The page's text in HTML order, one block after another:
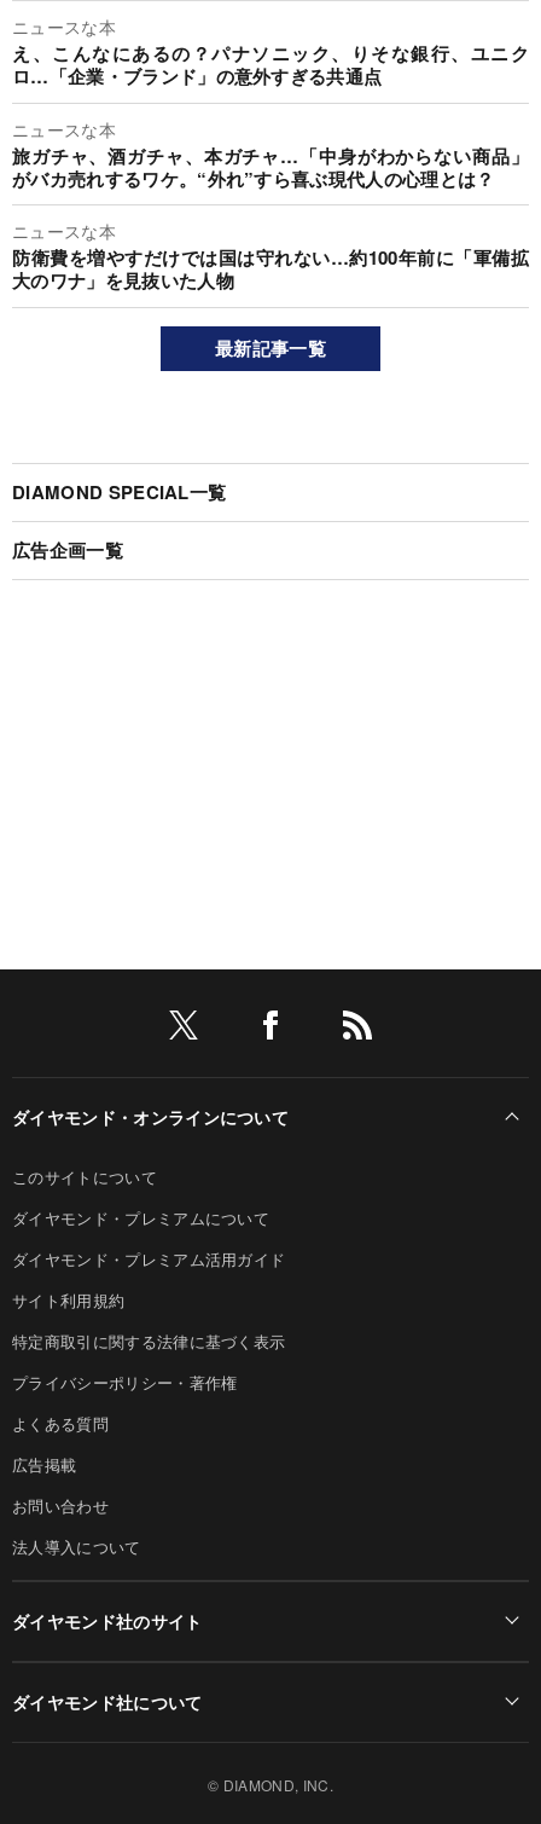
ニュースな本
え、こんなにあるの？パナソニック、りそな銀行、ユニク
ロ…「企業・ブランド」の意外すぎる共通点
ニュースな本
旅ガチャ、酒ガチャ、本ガチャ…「中身がわからない商品」
がバカ売れするワケ。“外れ”すら喜ぶ現代人の心理とは？
ニュースな本
防衛費を増やすだけでは国は守れない…約100年前に「軍備拡
大のワナ」を見抜いた人物
最新記事一覧
DIAMOND SPECIAL一覧
広告企画一覧
ダイヤモンド・オンラインについて
このサイトについて
ダイヤモンド・プレミアムについて
ダイヤモンド・プレミアム活用ガイド
サイト利用規約
特定商取引に関する法律に基づく表示
プライバシーポリシー・著作権
よくある質問
広告掲載
お問い合わせ
法人導入について
ダイヤモンド社のサイト
ダイヤモンド社について
© DIAMOND, INC.